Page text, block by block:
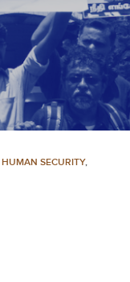
HUMAN SECURITY,